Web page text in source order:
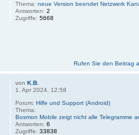
Thema: neue Version beendet Netzwerk
Antworten: 2
Zugriffe: 5668
Rufen Sie den Beitrag
von K.B.
1. Apr 2024, 12:58
Forum: Hilfe und Support (Android)
Thema:
Bosmon Mobile zeigt nicht alle Telegramme
Antworten: 6
Zugriffe: 33838